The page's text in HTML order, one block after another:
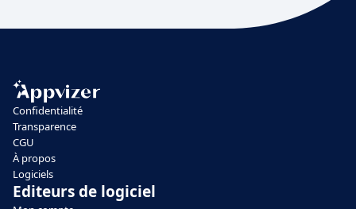
Confidentialité
Transparence
CGU
À propos
Logiciels
Editeurs de logiciel